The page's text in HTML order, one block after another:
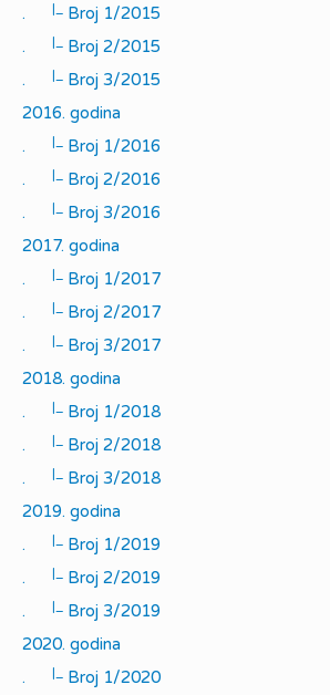
.
|_
Broj 1/2015
.
|_
Broj 2/2015
.
|_
Broj 3/2015
2016. godina
.
|_
Broj 1/2016
.
|_
Broj 2/2016
.
|_
Broj 3/2016
2017. godina
.
|_
Broj 1/2017
.
|_
Broj 2/2017
.
|_
Broj 3/2017
2018. godina
.
|_
Broj 1/2018
.
|_
Broj 2/2018
.
|_
Broj 3/2018
2019. godina
.
|_
Broj 1/2019
.
|_
Broj 2/2019
.
|_
Broj 3/2019
2020. godina
.
|_
Broj 1/2020